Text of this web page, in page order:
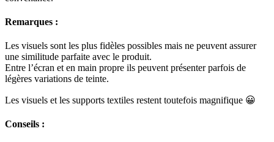
Remarques :
Les visuels sont les plus fidèles possibles mais ne peuvent assurer
une similitude parfaite avec le produit.
Entre l’écran et en main propre ils peuvent présenter parfois de
légères variations de teinte.
Les visuels et les supports textiles restent toutefois magnifique 😀
Conseils :